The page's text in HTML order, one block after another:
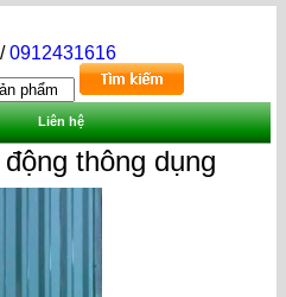
/0912431616
Liên hệ
thông dụng